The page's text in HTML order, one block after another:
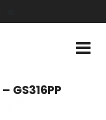
– GS316PP